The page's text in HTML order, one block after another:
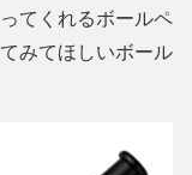
てくれるボールペ
みてほしいボール